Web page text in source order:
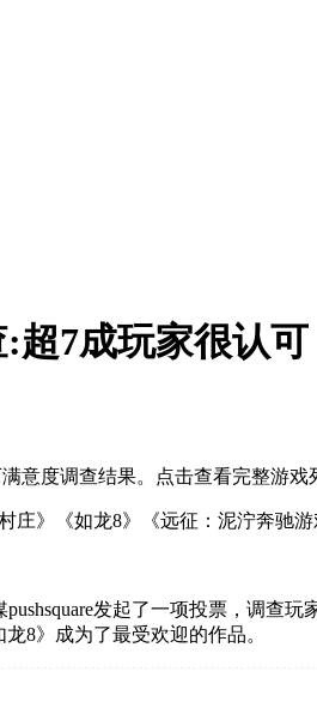
超7成玩家很认可
意度调查结果。点击查看完整游戏
庄》《如龙8》《远征：泥泞奔
发起了一项投票，调查
8》成为了最受欢迎的作品。